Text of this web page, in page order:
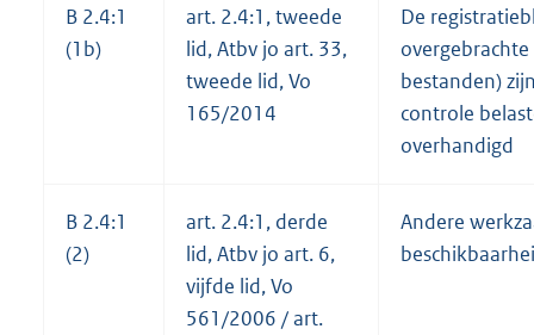
B 2.4:1
(1b)
art. 2.4:1, tweede
lid, Atbv jo art. 33,
tweede lid, Vo
165/2014
De
overgebrachte
bestanden)
controle
overhandigd
B 2.4:1
(2)
art. 2.4:1, derde
lid, Atbv jo art. 6,
vijfde lid, Vo
561/2006 / art.
Andere